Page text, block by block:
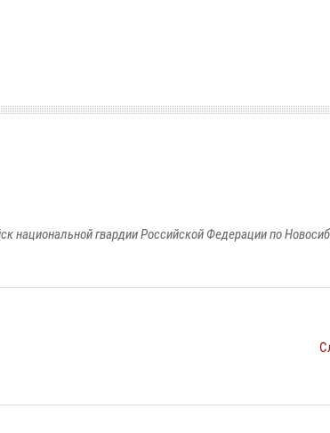
национальной гвардии Российской Федерации по